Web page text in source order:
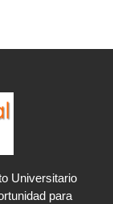
Universitario
para